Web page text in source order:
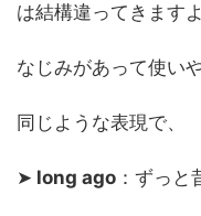
は結構違ってきますよ
なじみがあって使い
同じような表現で、
➤ long ago ：ずっと